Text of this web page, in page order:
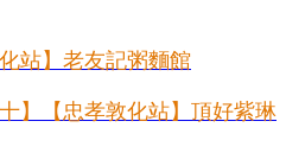
站】老友記粥麵館
】【忠孝敦化站】頂好紫琳